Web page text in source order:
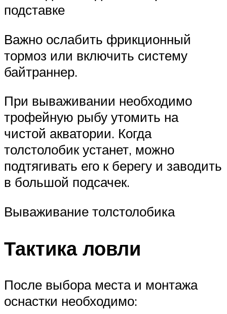
подставке
Важно ослабить фрикционный
тормоз или включить систему
байтраннер.
При вываживании необходимо
трофейную рыбу утомить на
чистой акватории. Когда
толстолобик устанет, можно
подтягивать его к берегу и заводить
в большой подсачек.
Вываживание толстолобика
Тактика ловли
После выбора места и монтажа
оснастки необходимо: